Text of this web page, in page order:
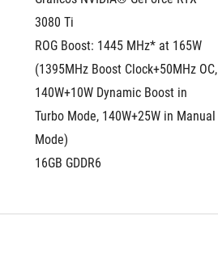
3080 Ti
ROG Boost: 1445 MHz* at 165W
(1395MHz Boost Clock+50MHz OC,
140W+10W Dynamic Boost in
Turbo Mode, 140W+25W in Manual
Mode)
16GB GDDR6